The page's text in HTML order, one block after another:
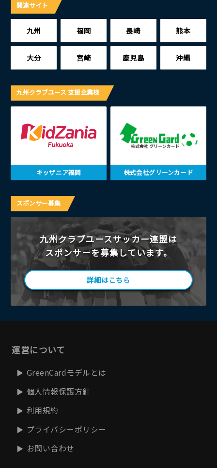
関連サイト
九州 福岡 長崎 熊本
大分 宮崎 鹿児島 沖縄
九州クラブユース 支援企業様
キッザニア福岡 株式会社グリーンカード
スポンサー募集
九州クラブユースサッカー連盟は
スポンサーを募集しています。
詳細はこちら
運営について
GreenCardモデルとは
個人情報保護方針
利用規約
プライバシーポリシー
お問い合わせ